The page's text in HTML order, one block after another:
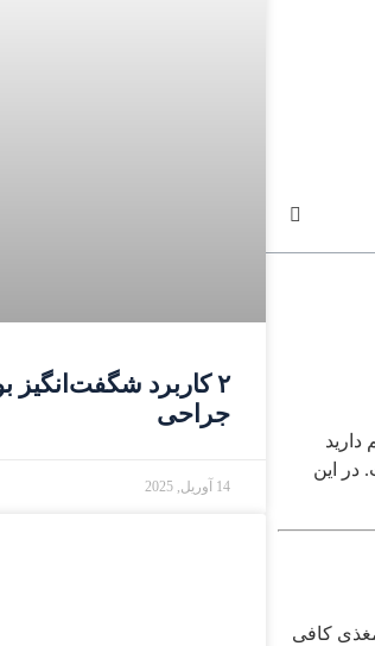
در این
مغذی کافی
جراحی
14 آوریل, 2025